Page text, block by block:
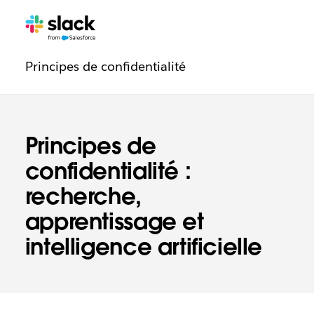
Principes de
confidentialité :
recherche,
apprentissage et
intelligence artificielle
Navigation
Pages
Principes de confidentialitésupplémentaires